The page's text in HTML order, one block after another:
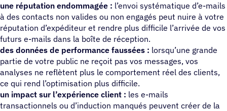
une réputation endommagée : l’envoi systématique d’e-mails
à des contacts non valides ou non engagés peut nuire à votre
réputation d’expéditeur et rendre plus difficile l’arrivée de vos
futurs e-mails dans la boîte de réception.
des données de performance faussées : lorsqu’une grande
partie de votre public ne reçoit pas vos messages, vos
analyses ne reflètent plus le comportement réel des clients,
ce qui rend l’optimisation plus difficile.
un impact sur l’expérience client : les e-mails
transactionnels ou d’induction manqués peuvent créer de la